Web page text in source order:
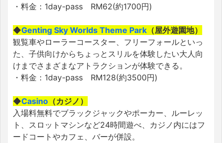
・料金：1day-pass RM62(約1700円)
◆Genting Sky Worlds Theme Park （屋外遊園地）
観覧車やローラーコースター、フリーフォールといっ
た、子供向けからちょっとスリルを体験したい大人向
けまでさまざまなアトラクションが体験できる。
・料金：1day-pass RM128(約3500円)
◆Casino （カジノ）
入場料無料でブラックジャックやポーカー、ルーレッ
ト、スロットマシンなど24時間遊べ、カジノ内にはフ
ードコートやカフェ、バーが併設。